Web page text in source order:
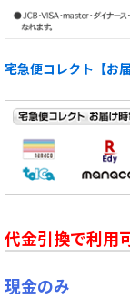
宅急便コレクト【お
代金引換で利用
現金のみ